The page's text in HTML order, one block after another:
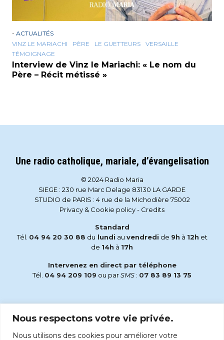
Nous respectons votre vie privée.
Nous utilisons des cookies pour améliorer votre
- ACTUALITÉS
VINZ LE MARIACHI
PÈRE LE GUETTEURS
VERSAILLE
TÉMOIGNAGE
Interview de Vinz le Mariachi: « Le nom du
Père – Récit métissé »
Une radio catholique, mariale, d’évangelisation
© 2024 Radio Maria
SIEGE : 230 rue Marc Delage 83130 LA GARDE
STUDIO de PARIS : 4 rue de la Michodière 75002
Privacy & Cookie policy- Credits
Standard
Tél. 04 94 20 30 88 du lundi au vendredi de 9h à 12h et
de 14h à 17h
Intervenez en direct par téléphone
Tél. 04 94 209 109 ou parSMS : 07 83 89 13 75
accueil@radiomaria.fr